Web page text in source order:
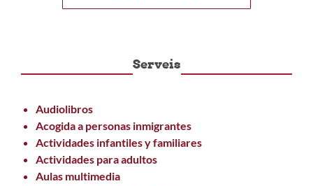
Serveis
Audiolibros
Acogida a personas inmigrantes
Actividades infantiles y familiares
Actividades para adultos
Aulas multimedia